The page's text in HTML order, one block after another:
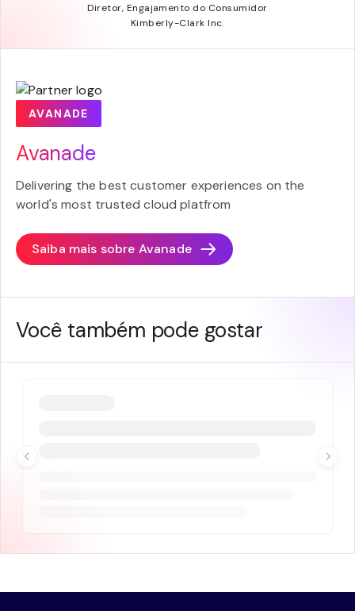
Diretor, Engajamento do Consumidor
Kimberly-Clark Inc.
AVANADE
Avanade
Delivering the best customer experiences on the
world's most trusted cloud platfrom
Saiba mais sobre Avanade
Você também pode gostar